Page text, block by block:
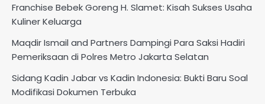
Franchise Bebek Goreng H. Slamet: Kisah Sukses Usaha
Kuliner Keluarga
Maqdir Ismail and Partners Dampingi Para Saksi Hadiri
Pemeriksaan di Polres Metro Jakarta Selatan
Sidang Kadin Jabar vs Kadin Indonesia: Bukti Baru Soal
Modifikasi Dokumen Terbuka